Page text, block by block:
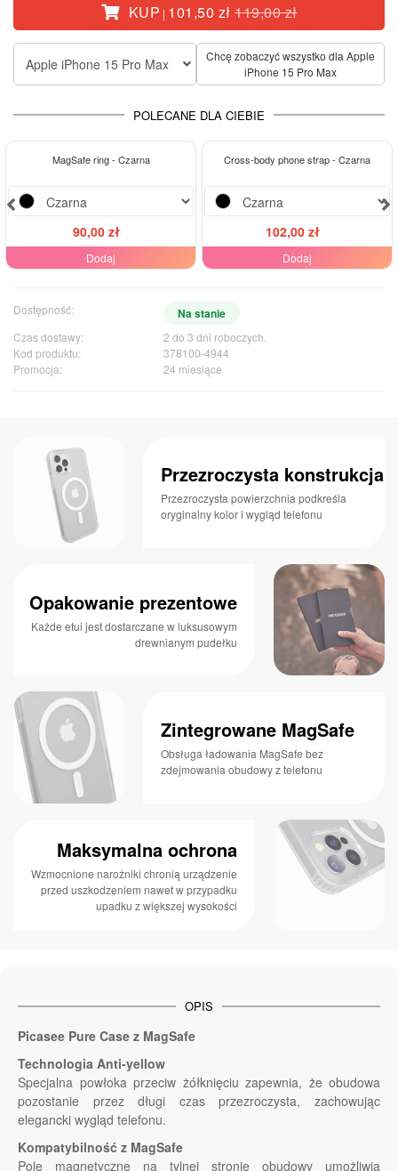
KUP | 101,50 zł 119,00 zł
Apple iPhone 15 Pro Max
Chcę zobaczyć wszystko dla Apple
iPhone 15 Pro Max
POLECANE DLA CIEBIE
MagSafe ring - Czarna
90,00 zł
Dodaj
Cross-body phone strap - Czarna
102,00 zł
Dodaj
Dostępność: Na stanie
Czas dostawy:
2 do 3 dni roboczych.
Kod produktu:
378100-4944
Promocja:
24 miesiące
Przezroczysta konstrukcja
Przezroczysta powierzchnia podkreśla
oryginalny kolor i wygląd telefonu
Opakowanie prezentowe
Każde etui jest dostarczane w luksusowym
drewnianym pudełku
Zintegrowane MagSafe
Obsługa ładowania MagSafe bez
zdejmowania obudowy z telefonu
Maksymalna ochrona
Wzmocnione narożniki chronią urządzenie
przed uszkodzeniem nawet w przypadku
upadku z większej wysokości
OPIS
Picasee Pure Case z MagSafe
Technologia Anti-yellow
Specjalna powłoka przeciw żółknięciu zapewnia, że obudowa
pozostanie przez długi czas przezroczysta, zachowując
elegancki wygląd telefonu.
Kompatybilność z MagSafe
Pole magnetyczne na tylnej stronie obudowy umożliwia